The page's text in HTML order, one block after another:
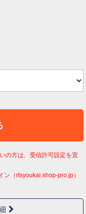
の方は、受信許可設定を宜
（rtsyoukai.shop-pro.jp）